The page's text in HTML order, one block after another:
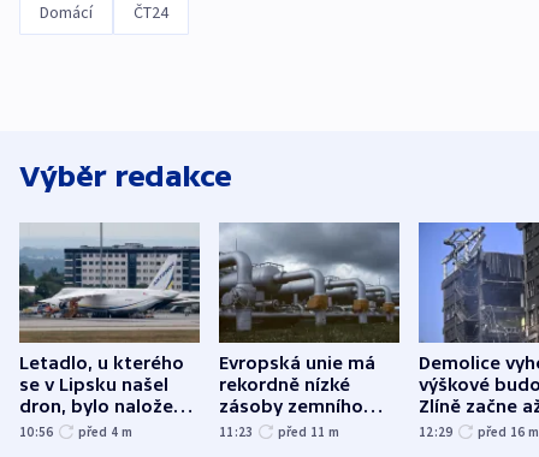
Domácí ČT24
Výběr redakce
Letadlo, u kterého
se v Lipsku našel
dron, bylo naložené
municí, píší média
10:56 před 4 m
Evropská unie má
rekordně nízké
zásoby zemního
plynu
11:23 před 11 m
Demolice
výškové
Zlíně začne
následujících
12:29 před 16 m